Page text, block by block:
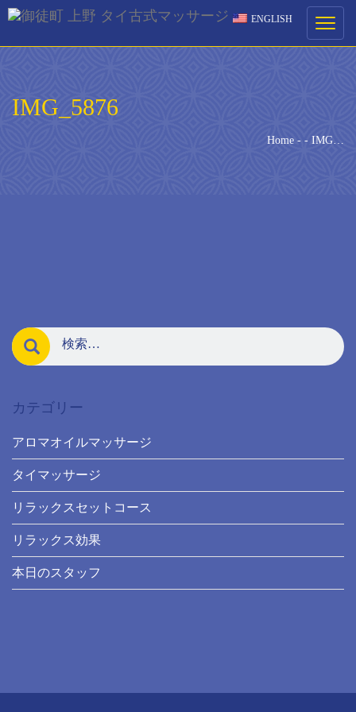
ENGLISH
Toggle
IMG_5876
Home - - IMG…
カテゴリー
アロマオイルマッサージ
タイマッサージ
リラックスセットコース
リラックス効果
本日のスタッフ
ご予約
[booked-calendar]